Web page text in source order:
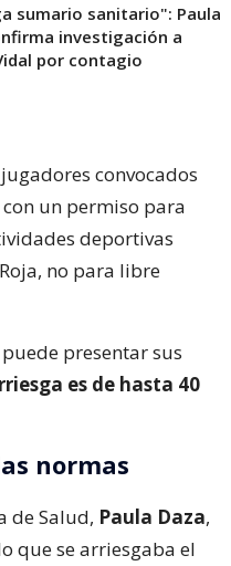
sumario sanitario": Paula
investigación a
por contagio
convocados
un permiso para
deportivas
no para libre
presentar sus
es de hasta 40
normas
de Salud, Paula Daza,
que se arriesgaba el